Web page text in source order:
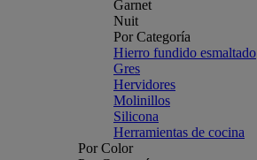
Garnet
Nuit
Por Categoría
Hierro fundido esmaltado
Gres
Hervidores
Molinillos
Silicona
Herramientas de cocina
Por Color